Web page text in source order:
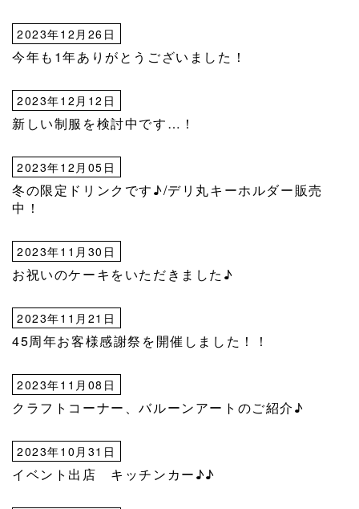
2023年12月26日
今年も1年ありがとうございました！
2023年12月12日
新しい制服を検討中です…！
2023年12月05日
冬の限定ドリンクです♪/デリ丸キーホルダー販売
中！
2023年11月30日
お祝いのケーキをいただきました♪
2023年11月21日
45周年お客様感謝祭を開催しました！！
2023年11月08日
クラフトコーナー、バルーンアートのご紹介♪
2023年10月31日
イベント出店 キッチンカー♪♪